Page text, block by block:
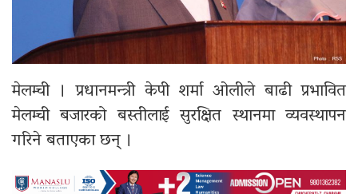
मेलम्ची । प्रधानमन्त्री केपी शर्मा ओलीले बाढी प्रभावित
मेलम्ची बजारको बस्तीलाई सुरक्षित स्थानमा व्यवस्थापन
गरिने बताएका छन् ।